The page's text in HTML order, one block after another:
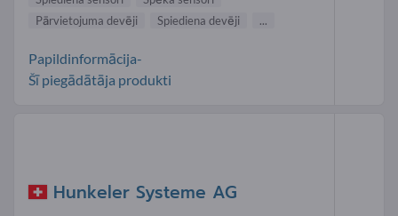
Pārvietojuma devēji
Spiediena devēji ...
Papildinformācija-
Šī piegādātāja produkti
Hunkeler Systeme AG